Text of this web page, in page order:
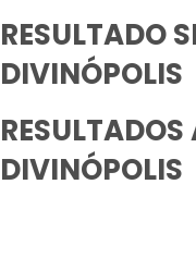
RESULTADO
DIVINÓPOLIS
DIVINÓPOLIS